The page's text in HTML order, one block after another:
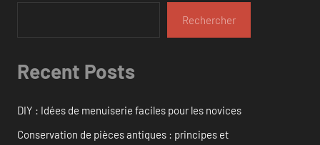
Rechercher
Recent Posts
DIY : Idées de menuiserie faciles pour les novices
Conservation de pièces antiques : principes et